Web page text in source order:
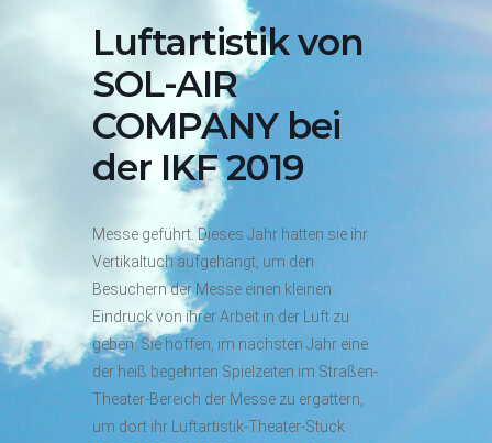
Luftartistik von
SOL-AIR
COMPANY bei
der IKF 2019
Messe geführt. Dieses Jahr hatten sie ihr
Vertikaltuch aufgehängt, um den
Besuchern der Messe einen kleinen
Eindruck von ihrer Arbeit in der Luft zu
geben. Sie hoffen, im nächsten Jahr eine
der heiß begehrten Spielzeiten im Straßen-
Theater-Bereich der Messe zu ergattern,
um dort ihr Luftartistik-Theater-Stück